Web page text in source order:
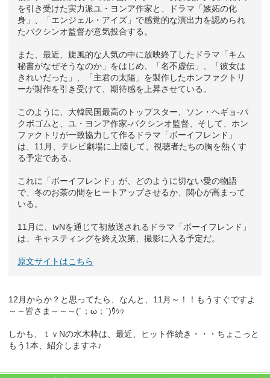
を引き受けた実力派ユ・ヨンア作家と、ドラマ「嫉妬の化
身」、「エンジェル・アイズ」で感覚的な演出力を認められ
たバクシンオ監督が意気投合する。
また、最近、旋風的な人気の中に放映終了したドラマ「キム
秘書がなぜそうなのか」をはじめ、「名不虚伝」、「彼女は
きれいだった」、「主君の太陽」を製作したホンファクトリ
ーが製作を引き受けて、期待感を上昇させている。
このように、大韓民国最高のトップスター、ソン・ヘギョ-パ
クボゴムと、ユ・ヨンア作家-バクシンオ監督、そして、ホン
ファクトリが一致協力して作るドラマ「ボーイフレンド」
は、11月、テレビ劇場に上陸して、視聴者たちの胸を熱くす
る予定である。
これに「ボーイフレンド」が、どのように切ない愛の物語
で、冬のお茶の間をヒートアップさせるか、関心が高まって
いる。
11月に、tvNを通じて初放送されるドラマ「ボーイフレンド」
は、キャスティングを終え次第、撮影に入る予定だ。
原文サイトはこちら
12月からか？と思ってたら、なんと、11月～！！もうすぐですよ
～～皆さま～～～(´；ω；`)ｳｩｩ
しかも、ｔｖNの水木枠は、最近、ヒット作続き・・・ちょこっと
もう1本、紹介しますネ♪